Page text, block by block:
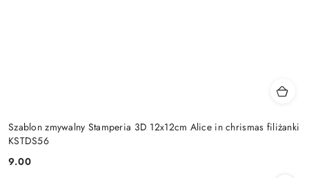
Szablon zmywalny Stamperia 3D 12x12cm Alice in chrismas filiżanki
KSTDS56
Cena:
9.00